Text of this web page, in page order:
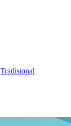
Tradisional